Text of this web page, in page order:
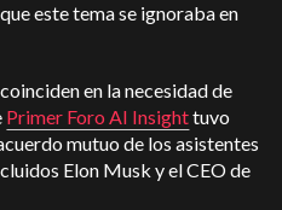
este tema se ignoraba en
en la necesidad de
Primer Foro AI Insighttuvo
mutuo de los asistentes
Elon Musk y el CEO de